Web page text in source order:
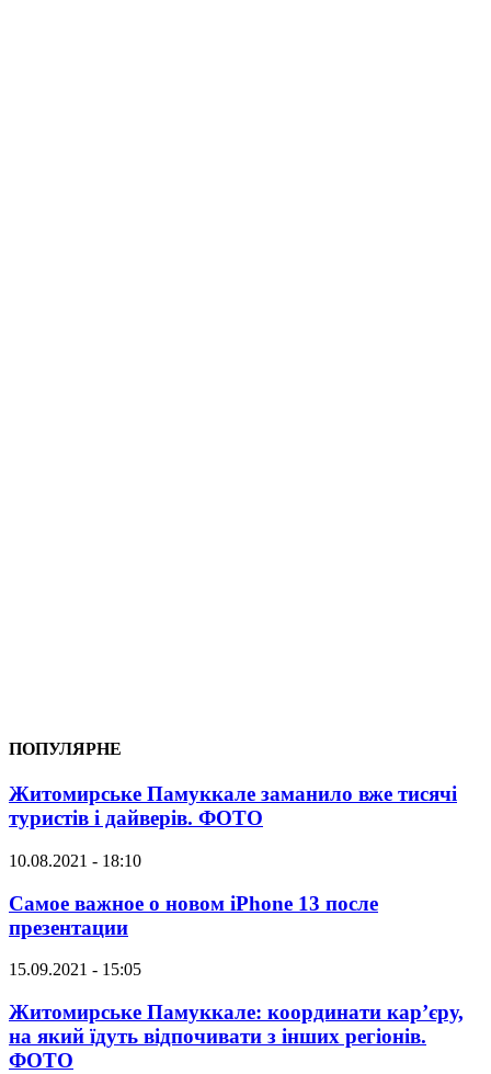
ПОПУЛЯРНЕ
Житомирське Памуккале заманило вже тисячі
туристів і дайверів. ФОТО
10.08.2021 - 18:10
Самое важное о новом iPhone 13 после
презентации
15.09.2021 - 15:05
Житомирське Памуккале: координати кар’єру,
на який їдуть відпочивати з інших регіонів.
ФОТО